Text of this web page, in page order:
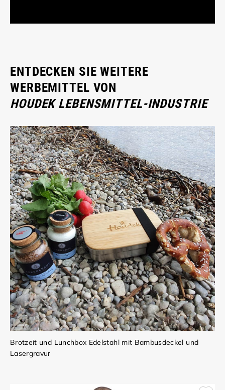
ENTDECKEN SIE WEITERE
WERBEMITTEL VON
HOUDEK LEBENSMITTEL-INDUSTRIE
Brotzeit und Lunchbox Edelstahl mit Bambusdeckel und
Lasergravur